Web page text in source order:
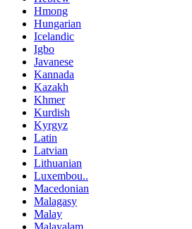
Hmong
Hungarian
Icelandic
Igbo
Javanese
Kannada
Kazakh
Khmer
Kurdish
Kyrgyz
Latin
Latvian
Lithuanian
Luxembou..
Macedonian
Malagasy
Malay
Malayalam